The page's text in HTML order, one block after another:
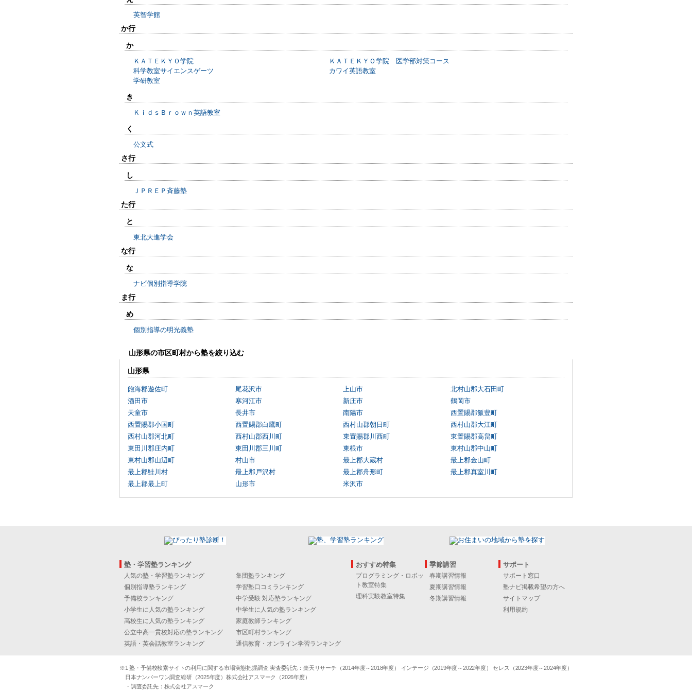
英智学館
か行
か
ＫＡＴＥＫＹＯ学院
ＫＡＴＥＫＹＯ学院 医学部対策コース
科学教室サイエンスゲーツ
カワイ英語教室
学研教室
き
ＫｉｄｓＢｒｏｗｎ英語教室
く
公文式
さ行
し
ＪＰＲＥＰ斉藤塾
た行
と
東北大進学会
な行
な
ナビ個別指導学院
ま行
め
個別指導の明光義塾
山形県の市区町村から塾を絞り込む
山形県
飽海郡遊佐町 尾花沢市 上山市
北村山郡大石田町
酒田市
寒河江市 新庄市
鶴岡市
天童市
長井市 南陽市
西置賜郡飯豊町
西置賜郡小国町
西置賜郡白鷹町 西村山郡朝日町
西村山郡大江町
西村山郡河北町
西村山郡西川町 東置賜郡川西町
東置賜郡高畠町
東田川郡庄内町
東田川郡三川町 東根市
東村山郡中山町
東村山郡山辺町
村山市 最上郡大蔵村
最上郡金山町
最上郡鮭川村
最上郡戸沢村 最上郡舟形町
最上郡真室川町
最上郡最上町
山形市 米沢市
塾・学習塾ランキング
人気の塾・学習塾ランキング
集団塾ランキング
個別指導塾ランキング
学習塾口コミランキング
予備校ランキング
中学受験 対応塾ランキング
小学生に人気の塾ランキング
中学生に人気の塾ランキング
高校生に人気の塾ランキング
家庭教師ランキング
公立中高一貫校対応の塾ランキング
市区町村ランキング
英語・英会話教室ランキング
通信教育・オンライン学習ランキング
おすすめ特集
プログラミング・ロボッ
ト教室特集
理科実験教室特集
季節講習
春期講習情報
夏期講習情報
冬期講習情報
サポート
サポート窓口
塾ナビ掲載希望の方へ
サイトマップ
利用規約
※1 塾・予備校検索サイトの利用に関する市場実態把握調査 実査委託先：楽天リサーチ（2014年度～2018年度） インテージ（2019年度～2022年度） セレス（2023年度～2024年度）
日本ナンバーワン調査総研（2025年度）株式会社アスマーク（2026年度）
・調査委託先：株式会社アスマーク